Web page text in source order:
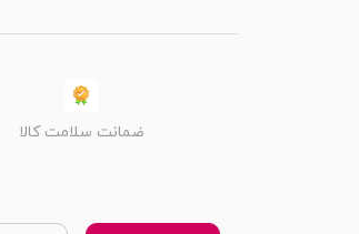
ضمانت سلامت کالا